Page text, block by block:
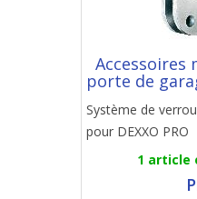
porte de
Système de
pour DEXXO PRO
1 article